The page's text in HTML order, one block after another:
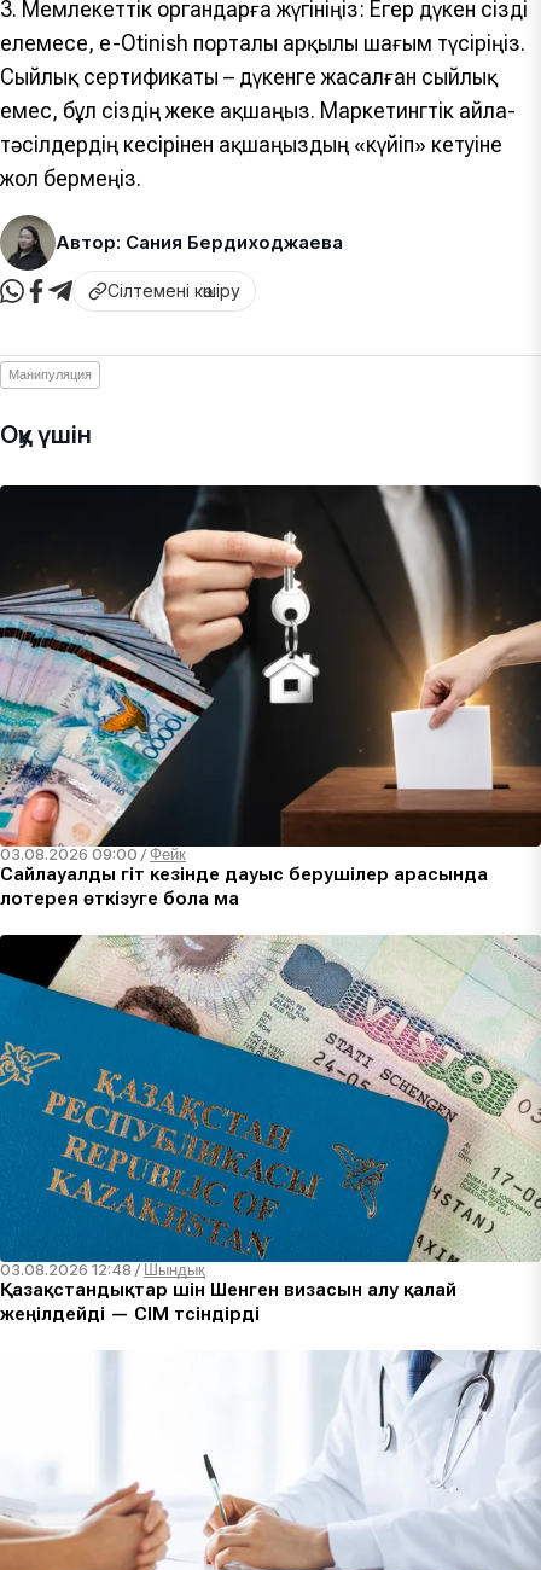
3. Мемлекеттік органдарға жүгініңіз: Егер дүкен сізді
елемесе, e-Otinish порталы арқылы шағым түсіріңіз.
Сыйлық сертификаты – дүкенге жасалған сыйлық
емес, бұл сіздің жеке ақшаңыз. Маркетингтік айла-
тәсілдердің кесірінен ақшаңыздың «күйіп» кетуіне
жол бермеңіз.
Автор: Сания Бердиходжаева
Сілтемені көшіру
Манипуляция
Оқу үшін
03.08.2026 09:00 /Фейк
Сайлауалды үгіт кезінде дауыс берушілер арасында
лотерея өткізуге бола ма
03.08.2026 12:48 / Шындық
Қазақстандықтар үшін Шенген визасын алу қалай
жеңілдейді — СІМ түсіндірді